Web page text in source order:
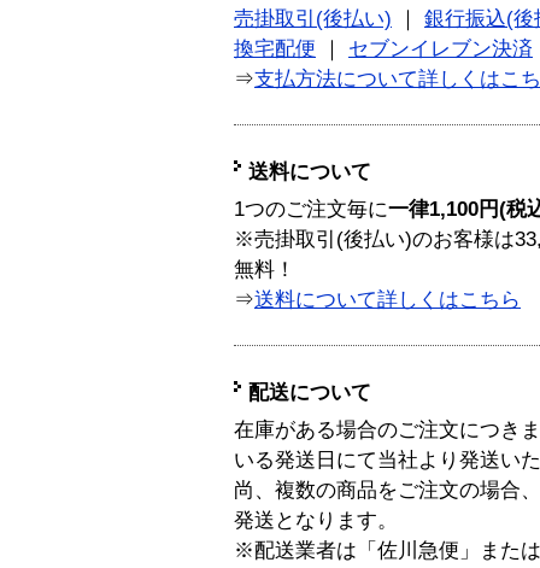
売掛取引(後払い)
銀行振込(後
換宅配便
セブンイレブン決済
⇒支払方法について詳しくはこ
送料について
1つのご注文毎に一律1,100円(税
※売掛取引(後払い)のお客様は
無料！
⇒送料について詳しくはこちら
配送について
在庫がある場合のご注文につき
いる発送日にて当社より発送い
尚、複数の商品をご注文の場合
発送となります。
※配送業者は「佐川急便」また